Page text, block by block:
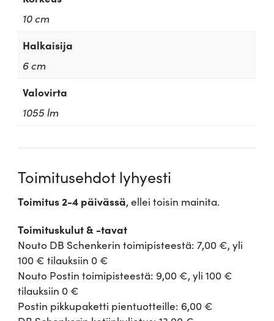
10 cm
Halkaisija
6 cm
Valovirta
1055 lm
Toimitusehdot lyhyesti
Toimitus 2-4 päivässä, ellei toisin mainita.
Toimituskulut & -tavat
Nouto DB Schenkerin toimipisteestä: 7,00 €, yli
100 € tilauksiin 0 €
Nouto Postin toimipisteestä: 9,00 €, yli 100 €
tilauksiin 0 €
Postin pikkupaketti pientuotteille: 6,00 €